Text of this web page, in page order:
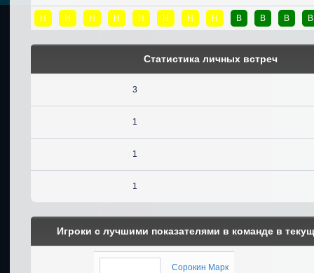
Н Н Н Н Н Н Н Н В В В В
Статистика личных встреч
3
1
1
1
Игроки с лучшими показателями в команде в
Сорокин Марк